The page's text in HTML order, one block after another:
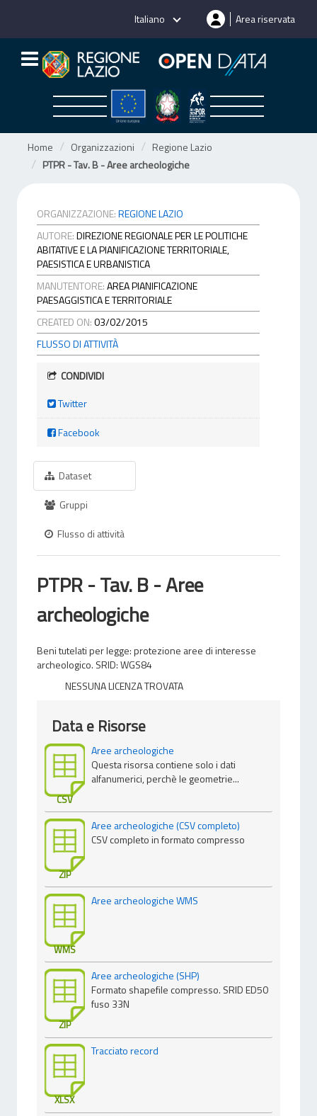
Italiano Area riservata
Home Organizzazioni
Regione Lazio
PTPR - Tav. B - Aree archeologiche
ORGANIZZAZIONE:REGIONE LAZIO
AUTORE:DIREZIONE REGIONALE PER LE POLITICHE
ABITATIVE E LA PIANIFICAZIONE TERRITORIALE,
PAESISTICA E URBANISTICA
MANUTENTORE:AREA PIANIFICAZIONE
PAESAGGISTICA E TERRITORIALE
CREATED ON:03/02/2015
FLUSSO DI ATTIVITÀ
CONDIVIDI
Twitter
Facebook
Dataset
Gruppi
Flusso di attività
PTPR - Tav. B - Aree
archeologiche
Beni tutelati per legge: protezione aree di interesse
archeologico. SRID: WGS84
NESSUNA LICENZA TROVATA
Data e Risorse
CSV
Aree archeologiche
Questa risorsa contiene solo i dati
alfanumerici, perchè le geometrie...
ZIP
Aree archeologiche (CSV completo)
CSV completo in formato compresso
WMS
Aree archeologiche WMS
ZIP
Aree archeologiche (SHP)
Formato shapefile compresso. SRID ED50
fuso 33N
XLSX
Tracciato record